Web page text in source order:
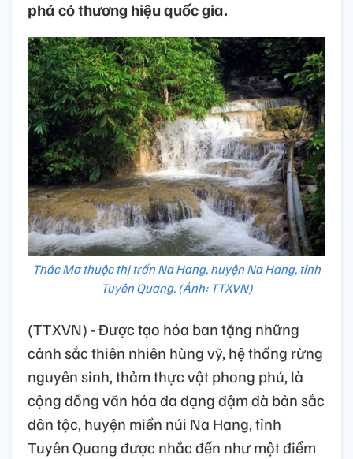
phá có thương hiệu quốc gia.
Thác Mơ thuộc thị trấn Na Hang, huyện Na Hang, tỉnh
Tuyên Quang. (Ảnh: TTXVN)
(TTXVN) - Được tạo hóa ban tặng những
cảnh sắc thiên nhiên hùng vỹ, hệ thống rừng
nguyên sinh, thảm thực vật phong phú, là
cộng đồng văn hóa đa dạng đậm đà bản sắc
dân tộc, huyện miền núi Na Hang, tỉnh
Tuyên Quang được nhắc đến như một điểm